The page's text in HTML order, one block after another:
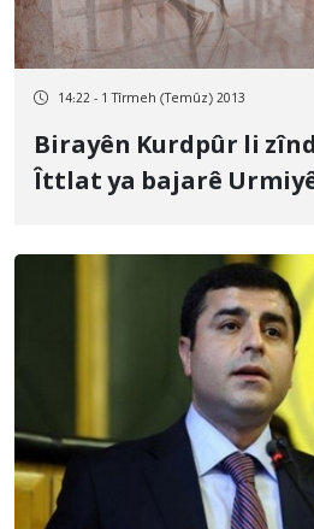
14:22 - 1 Tîrmeh (Temûz) 2013
Birayên Kurdpûr li
Îttlat ya bajarê